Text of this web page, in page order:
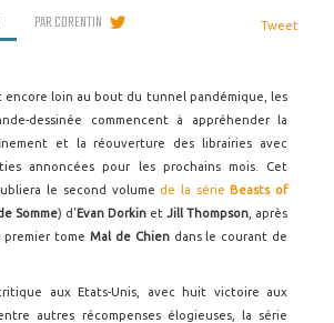
PARCORENTIN Tweet
encore loin au bout du tunnel pandémique, les
dessinée commencent à appréhender la
et la réouverture des librairies avec
annoncées pour les prochains mois. Cet
le second volume de la sérieBeasts of
Somme) d'Evan Dorkin et Jill Thompson , après
premier tomeMal de Chiendans le courant de
aux Etats-Unis, avec huit victoire aux
autres récompenses élogieuses, la série